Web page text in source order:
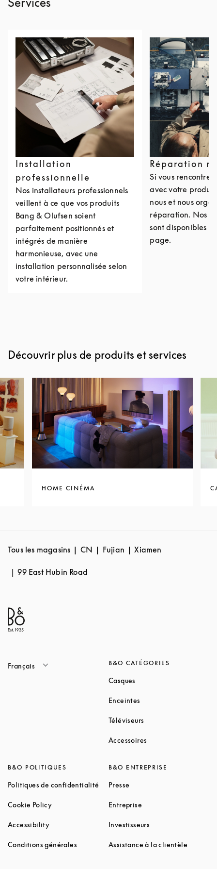
Installation
professionnelle
Nos installateurs professionnels
veillent à ce que vos produits
Bang & Olufsen soient
parfaitement positionnés et
intégrés de manière
harmonieuse, avec une
installation personnalisée selon
votre intérieur.
Réparation
Si vous
avec votre
nous et nous
réparation. Nos
sont disponibles
page.
Découvrir plus de produits et services
HOME CINÉMA
Tous les magasins CN Fujian Xiamen
99 East Hubin Road
Français B&O CATÉGORIES
Casques
Enceintes
Téléviseurs
Accessoires
B&O POLITIQUES
Politiques de confidentialité Link Opens in New Tab
Cookie PolicyLink Opens in New Tab
AccessibilityLink Opens in New Tab
Conditions générales Link Opens in New Tab
B&O ENTREPRISE
Presse
Entreprise
Investisseurs
Assistance à la clientèle